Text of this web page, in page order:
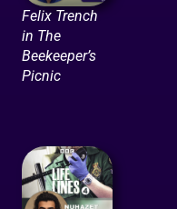
Felix Trench
in The
Beekeeper’s
Picnic